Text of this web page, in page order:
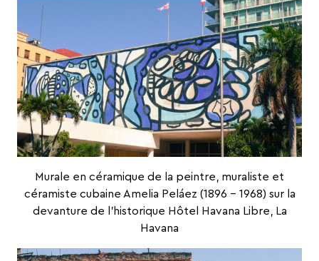
Murale en céramique de la peintre, muraliste et
céramiste cubaine Amelia Peláez (1896 – 1968) sur la
devanture de l’historique Hôtel Havana Libre , La
Havana